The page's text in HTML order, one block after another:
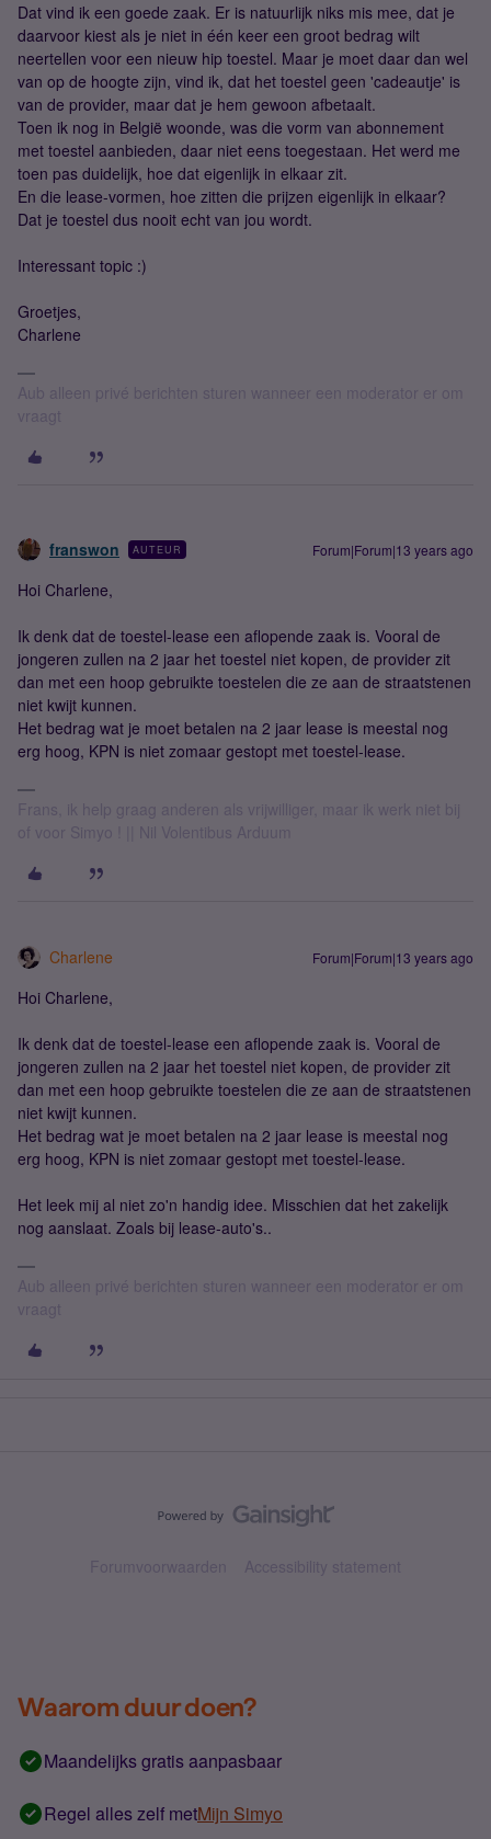
Dat vind ik een goede zaak. Er is natuurlijk niks mis mee, dat je
daarvoor kiest als je niet in één keer een groot bedrag wilt
neertellen voor een nieuw hip toestel. Maar je moet daar dan wel
van op de hoogte zijn, vind ik, dat het toestel geen 'cadeautje' is
van de provider, maar dat je hem gewoon afbetaalt.
Toen ik nog in België woonde, was die vorm van abonnement
met toestel aanbieden, daar niet eens toegestaan. Het werd me
toen pas duidelijk, hoe dat eigenlijk in elkaar zit.
En die lease-vormen, hoe zitten die prijzen eigenlijk in elkaar?
Dat je toestel dus nooit echt van jou wordt.
Interessant topic :)
Groetjes,
Charlene
Aub alleen privé berichten sturen wanneer een moderator er om
vraagt
franswon AUTEUR Forum|Forum|13 years ago
Hoi Charlene,
Ik denk dat de toestel-lease een aflopende zaak is. Vooral de
jongeren zullen na 2 jaar het toestel niet kopen, de provider zit
dan met een hoop gebruikte toestelen die ze aan de straatstenen
niet kwijt kunnen.
Het bedrag wat je moet betalen na 2 jaar lease is meestal nog
erg hoog, KPN is niet zomaar gestopt met toestel-lease.
Frans, ik help graag anderen als vrijwilliger, maar ik werk niet bij
of voor Simyo ! || Nil Volentibus Arduum
Charlene Forum|Forum|13 years ago
Hoi Charlene,
Ik denk dat de toestel-lease een aflopende zaak is. Vooral de
jongeren zullen na 2 jaar het toestel niet kopen, de provider zit
dan met een hoop gebruikte toestelen die ze aan de straatstenen
niet kwijt kunnen.
Het bedrag wat je moet betalen na 2 jaar lease is meestal nog
erg hoog, KPN is niet zomaar gestopt met toestel-lease.
Het leek mij al niet zo'n handig idee. Misschien dat het zakelijk
nog aanslaat. Zoals bij lease-auto's..
Aub alleen privé berichten sturen wanneer een moderator er om
vraagt
Forumvoorwaarden Accessibility statement
Waarom duur doen?
Maandelijks gratis aanpasbaar
Regel alles zelf metMijn Simyo